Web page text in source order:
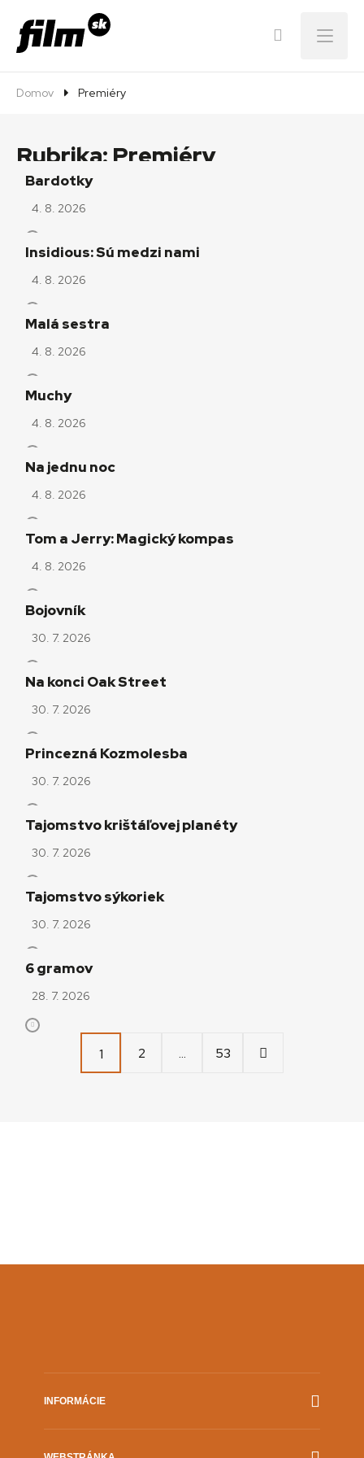
Menu
Domov Premiéry
Rubrika: Premiéry
Bardotky
4. 8. 2026
Insidious: Sú medzi nami
4. 8. 2026
Malá sestra
4. 8. 2026
Muchy
4. 8. 2026
Na jednu noc
4. 8. 2026
Tom a Jerry: Magický kompas
4. 8. 2026
Bojovník
30. 7. 2026
Na konci Oak Street
30. 7. 2026
Princezná Kozmolesba
30. 7. 2026
Tajomstvo krištáľovej planéty
30. 7. 2026
Tajomstvo sýkoriek
30. 7. 2026
6 gramov
28. 7. 2026
Stránkovanie
Strana
1 Strana
2 … Strana
53
INFORMÁCIE